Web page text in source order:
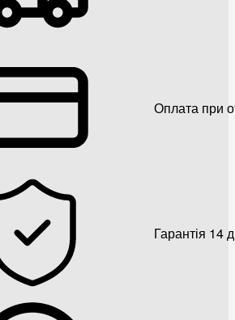
Оплата при
Гарантія 14